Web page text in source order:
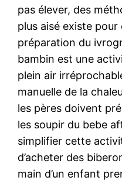
pas élever, des
plus aisé existe
préparation du
bambin est une
plein air
manuelle de la
les pères doivent
les soupir du bebe
simplifier cette
d’acheter des
main d’un enfant